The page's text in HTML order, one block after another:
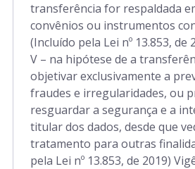
transferência for respaldada
convênios ou instrumentos
(Incluído pela Lei nº 13.853, de
V – na hipótese de a
objetivar exclusivamente a
fraudes e irregularidades, ou
resguardar a segurança e a
titular dos dados, desde que
tratamento para outras
pela Lei nº 13.853, de 2019)